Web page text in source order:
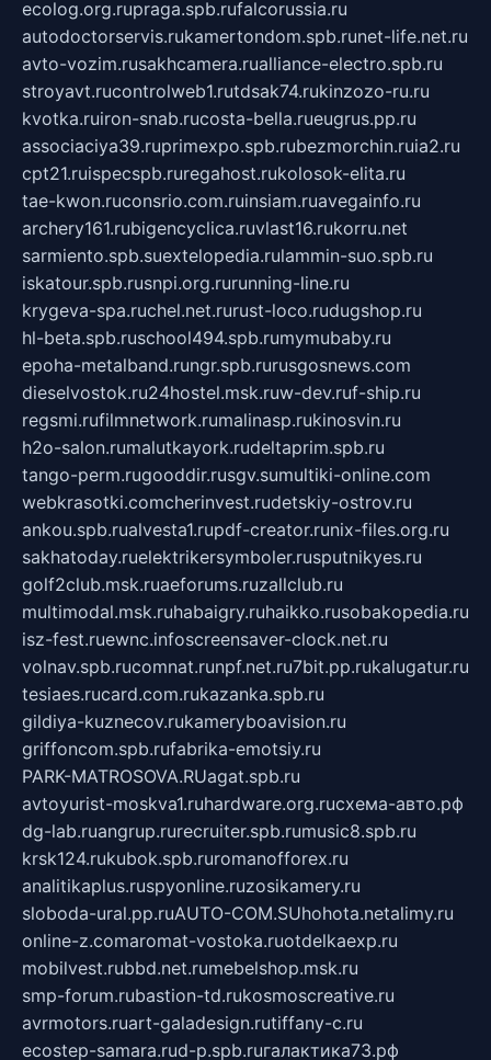
ecolog.org.rupraga.spb.rufalcorussia.ru
autodoctorservis.rukamertondom.spb.runet-life.net.ru
avto-vozim.rusakhcamera.rualliance-electro.spb.ru
stroyavt.rucontrolweb1.rutdsak74.rukinzozo-ru.ru
kvotka.ruiron-snab.rucosta-bella.rueugrus.pp.ru
associaciya39.ruprimexpo.spb.rubezmorchin.ruia2.ru
cpt21.ruispecspb.ruregahost.rukolosok-elita.ru
tae-kwon.ruconsrio.com.ruinsiam.ruavegainfo.ru
archery161.rubigencyclica.ruvlast16.rukorru.net
sarmiento.spb.suextelopedia.rulammin-suo.spb.ru
iskatour.spb.rusnpi.org.rurunning-line.ru
krygeva-spa.ruchel.net.rurust-loco.rudugshop.ru
hl-beta.spb.ruschool494.spb.rumymubaby.ru
epoha-metalband.rungr.spb.rurusgosnews.com
dieselvostok.ru24hostel.msk.ruw-dev.ruf-ship.ru
regsmi.rufilmnetwork.rumalinasp.rukinosvin.ru
h2o-salon.rumalutkayork.rudeltaprim.spb.ru
tango-perm.rugooddir.rusgv.sumultiki-online.com
webkrasotki.comcherinvest.rudetskiy-ostrov.ru
ankou.spb.rualvesta1.rupdf-creator.runix-files.org.ru
sakhatoday.ruelektrikersymboler.rusputnikyes.ru
golf2club.msk.ruaeforums.ruzallclub.ru
multimodal.msk.ruhabaigry.ruhaikko.rusobakopedia.ru
isz-fest.ruewnc.infoscreensaver-clock.net.ru
volnav.spb.rucomnat.runpf.net.ru7bit.pp.rukalugatur.ru
tesiaes.rucard.com.rukazanka.spb.ru
gildiya-kuznecov.rukameryboavision.ru
griffoncom.spb.rufabrika-emotsiy.ru
PARK-MATROSOVA.RUagat.spb.ru
avtoyurist-moskva1.ruhardware.org.ruсхема-авто.рф
dg-lab.ruangrup.rurecruiter.spb.rumusic8.spb.ru
krsk124.rukubok.spb.ruromanofforex.ru
analitikaplus.ruspyonline.ruzosikamery.ru
sloboda-ural.pp.ruAUTO-COM.SUhohota.netalimy.ru
online-z.comaromat-vostoka.ruotdelkaexp.ru
mobilvest.rubbd.net.rumebelshop.msk.ru
smp-forum.rubastion-td.rukosmoscreative.ru
avrmotors.ruart-galadesign.rutiffany-c.ru
ecostep-samara.rud-p.spb.ruгалактика73.рф